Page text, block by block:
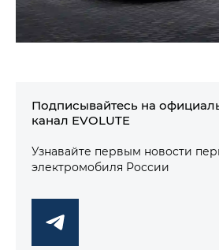
Подписывайтесь на
канал EVOLUTE
Узнавайте первым новости
электромобиля России